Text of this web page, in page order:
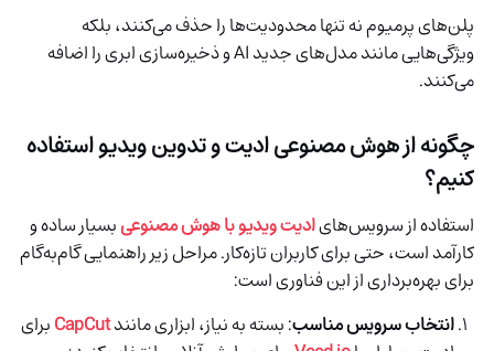
پلن‌های پرمیوم نه تنها محدودیت‌ها را حذف می‌کنند، بلکه
ویژگی‌هایی مانند مدل‌های جدید AI و ذخیره‌سازی ابری را اضافه
می‌کنند.
چگونه از هوش مصنوعی ادیت و تدوین ویدیو استفاده
کنیم؟
استفاده از سرویس‌هایادیت ویدیو با هوش مصنوعیبسیار ساده و
کارآمد است، حتی برای کاربران تازه‌کار. مراحل زیر راهنمایی گام‌به‌گام
برای بهره‌برداری از این فناوری است:
انتخاب سرویس مناسب: بسته به نیاز، ابزاری مانندCapCutبرای